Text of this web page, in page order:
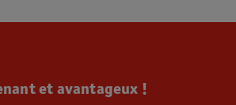
et avantageux !